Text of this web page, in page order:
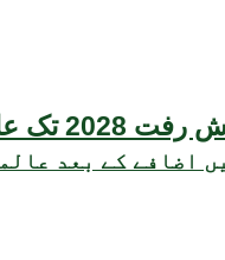
تحقیق کا انتباہ
اضافے کے بعد